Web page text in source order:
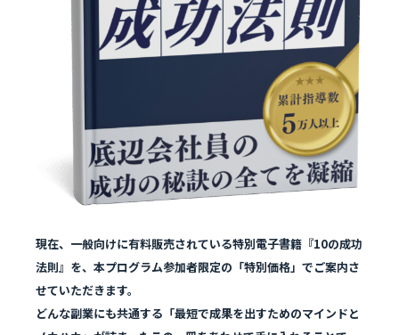
現在、一般向けに有料販売されている特別電子書籍『10の成功
法則』を、本プログラム参加者限定の「特別価格」でご案内さ
せていただきます。
どんな副業にも共通する「最短で成果を出すためのマインドと